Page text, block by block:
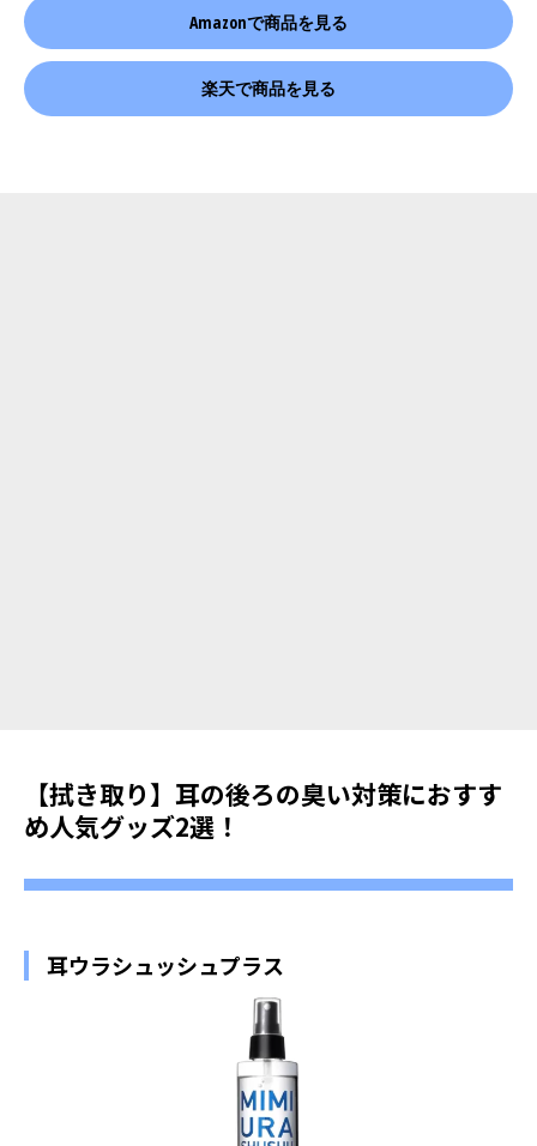
Amazonで商品を見る
楽天で商品を見る
【拭き取り】耳の後ろの臭い対策におすす
め人気グッズ2選！
耳ウラシュッシュプラス